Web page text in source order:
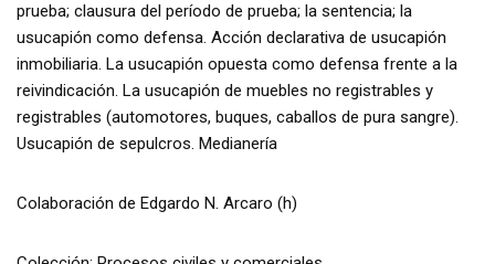
prueba; clausura del período de prueba; la sentencia; la
usucapión como defensa. Acción declarativa de usucapión
inmobiliaria. La usucapión opuesta como defensa frente a la
reivindicación. La usucapión de muebles no registrables y
registrables (automotores, buques, caballos de pura sangre).
Usucapión de sepulcros. Medianería
Colaboración de Edgardo N. Arcaro (h)